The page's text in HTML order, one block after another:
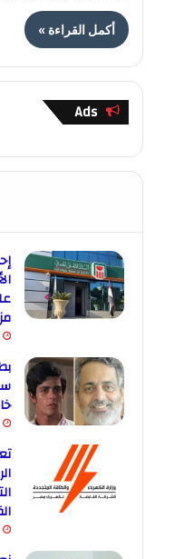
أكمل القراءة »
Ads